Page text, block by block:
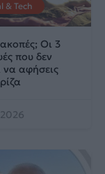
& Tech
Οι 3
που δεν
να αφήσεις